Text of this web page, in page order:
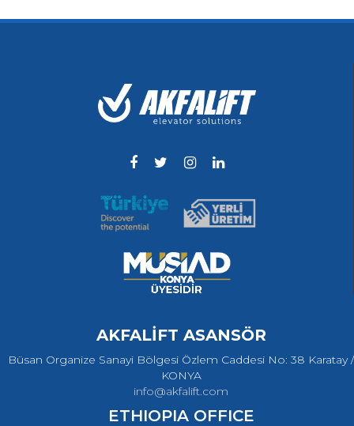
AKFALİFT ASANSÖR
Büsan Organize Sanayi Bölgesi Özlem Caddesi No: 38 Karatay /
KONYA
info@akfalift.com
ETHIOPIA OFFICE